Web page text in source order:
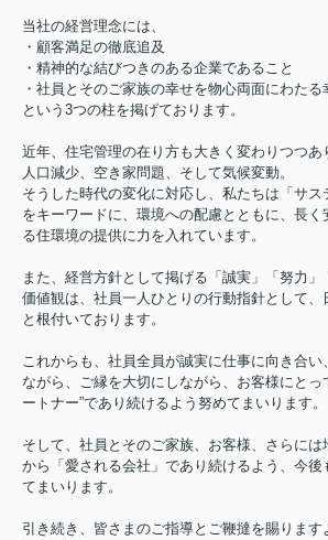
当社の経営理念には、
・顧客満足の徹底追及
・精神的な結びつきのある企業であること
・社員とそのご家族の幸せを物心両面にわたる
という3つの柱を掲げております。
近年、住宅管理の在り方も大きく変わりつつあ
人口減少、空き家問題、そして気候変動。
そうした時代の変化に対応し、私たちは「サス
をキーワードに、環境への配慮とともに、長
る住環境の提供に力を入れています。
また、経営方針として掲げる「誠実」「努力」
価値観は、社員一人ひとりの行動指針として、
と根付いております。
これからも、社員全員が誠実に仕事に向き合い
ながら、ご縁を大切にしながら、お客様にとっ
ートナー”であり続けるよう努めてまいります。
そして、社員とそのご家族、お客様、さらには
から「愛される会社」であり続けるよう、今
てまいります。
引き続き、皆さまのご指導とご鞭撻を賜ります